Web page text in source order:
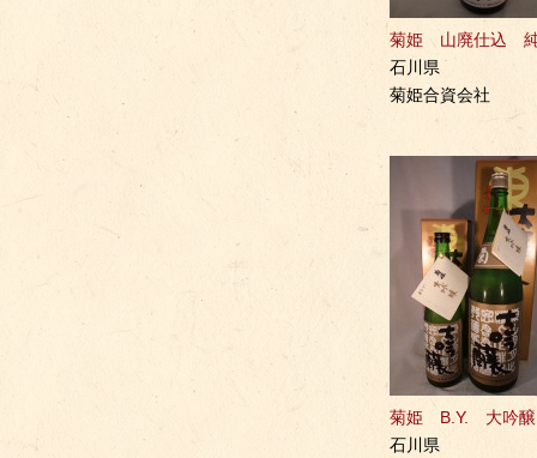
菊姫 山廃仕込
石川県
菊姫合資会社
菊姫 B.Y. 大吟醸
石川県